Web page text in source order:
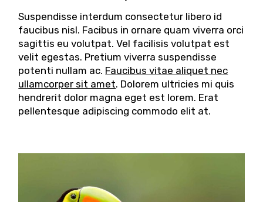
Suspendisse interdum consectetur libero id
faucibus nisl. Facibus in ornare quam viverra orci
sagittis eu volutpat. Vel facilisis volutpat est
velit egestas. Pretium viverra suspendisse
potenti nullam ac. Faucibus vitae aliquet nec
ullamcorper sit amet. Dolorem ultricies mi quis
hendrerit dolor magna eget est lorem. Erat
pellentesque adipiscing commodo elit at.